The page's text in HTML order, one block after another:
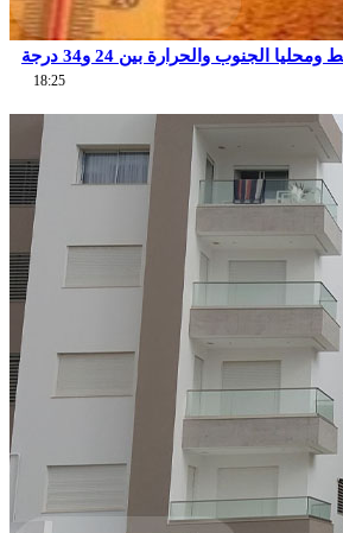
الجنوب والحرارة بين 24 و34 درجة
18:25